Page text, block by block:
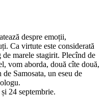
despre emoții,
Ca virtute este considerată
de marele stagirit. Plecînd de
vom aborda, două cîte două,
Samosata, un eseu de
24 septembrie.